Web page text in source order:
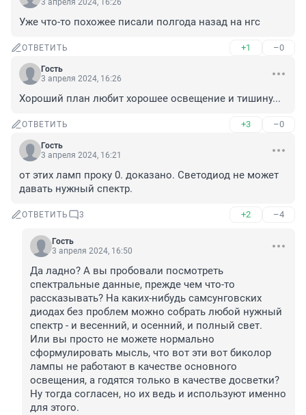
3 апреля 2024, 16:26
Уже что-то похожее писали полгода назад на нгс
ОТВЕТИТЬ +1 –0
Гость
3 апреля 2024, 16:26
Хороший план любит хорошее освещение и тишину...
ОТВЕТИТЬ +3 –0
Гость
3 апреля 2024, 16:21
от этих ламп проку 0. доказано. Светодиод не может
давать нужный спектр.
ОТВЕТИТЬ 3 +2 –4
Гость
3 апреля 2024, 16:50
Да ладно? А вы пробовали посмотреть
спектральные данные, прежде чем что-то
рассказывать? На каких-нибудь самсунговских
диодах без проблем можно собрать любой нужный
спектр - и весенний, и осенний, и полный свет.
Или вы просто не можете нормально
сформулировать мысль, что вот эти вот биколор
лампы не работают в качестве основного
освещения, а годятся только в качестве досветки?
Ну тогда согласен, но их ведь и используют именно
для этого.